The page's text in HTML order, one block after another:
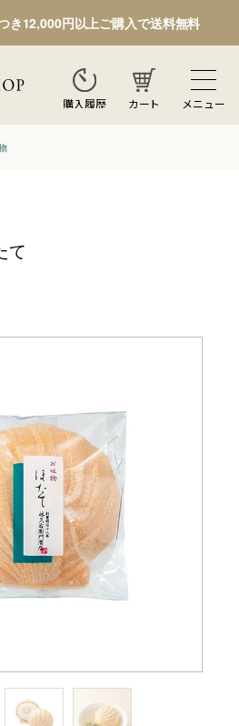
き12,000円以上ご購入で送料無料
購入履歴 カート メニュー
て